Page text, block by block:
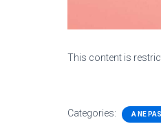
This content is
Categories: A NE